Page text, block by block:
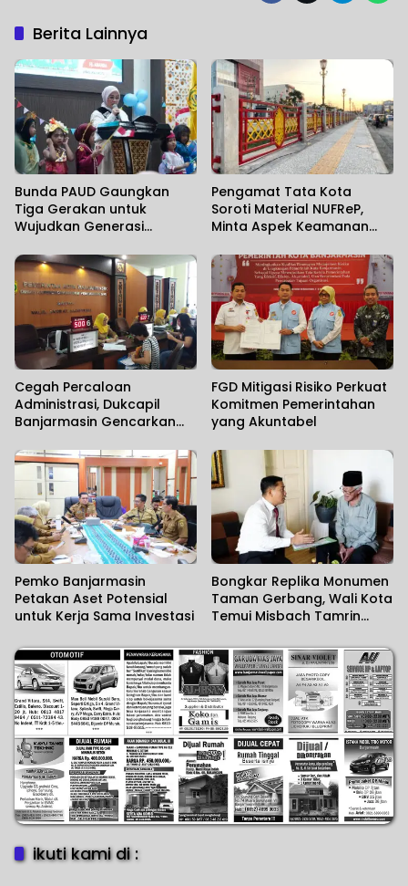
Berita Lainnya
Bunda PAUD Gaungkan
Tiga Gerakan untuk
Wujudkan Generasi
Pengamat Tata Kota
Soroti Material NUFReP,
Minta Aspek Keamanan
Maraknya Pencurian
Fasilitas Umum
Cegah Percaloan
Administrasi, Dukcapil
Banjarmasin Gencarkan
Berurusan kepada
Masyarakat
FGD Mitigasi Risiko Perkuat
Komitmen Pemerintahan
yang Akuntabel
Pemko Banjarmasin
Petakan Aset Potensial
untuk Kerja Sama Investasi
Bongkar Replika Monumen
Taman Gerbang, Wali Kota
Temui Misbach Tamrin
Maaf
ikuti kami di :